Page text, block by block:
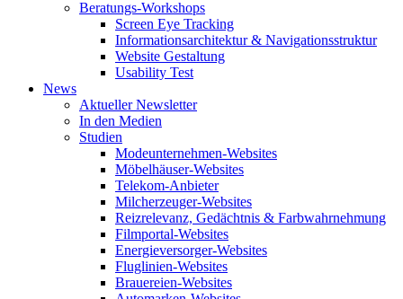
Beratungs-Workshops
Screen Eye Tracking
Informationsarchitektur & Navigationsstruktur
Website Gestaltung
Usability Test
News
Aktueller Newsletter
In den Medien
Studien
Modeunternehmen-Websites
Möbelhäuser-Websites
Telekom-Anbieter
Milcherzeuger-Websites
Reizrelevanz, Gedächtnis & Farbwahrnehmung
Filmportal-Websites
Energieversorger-Websites
Fluglinien-Websites
Brauereien-Websites